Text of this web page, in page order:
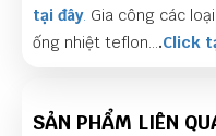
tại đây. Gia công các
ống nhiệt teflon….Click
SẢN PHẨM LIÊN